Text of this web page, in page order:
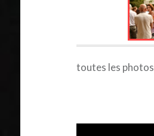
toutes les photos